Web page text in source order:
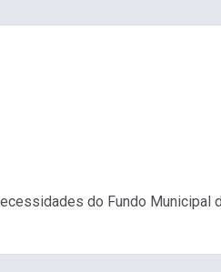
do Fundo Municipal